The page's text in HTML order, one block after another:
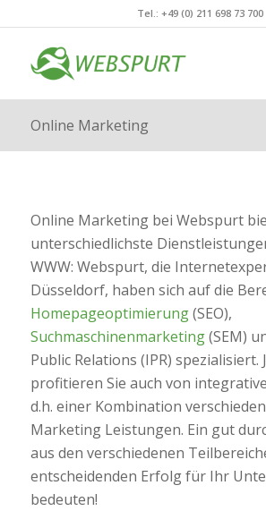
Tel.: +49 (0) 211 698 73 700
Online Marketing
Online Marketing bei Webspurt
unterschiedlichste
WWW: Webspurt, die
Düsseldorf, haben sich auf die
Homepageoptimierung(SEO),
Suchmaschinenmarketing(SEM)
Public Relations (IPR) spezialisiert.
profitieren Sie auch von
d.h. einer Kombination
Marketing Leistungen. Ein gut
aus den verschiedenen
entscheidenden Erfolg für Ihr
bedeuten!